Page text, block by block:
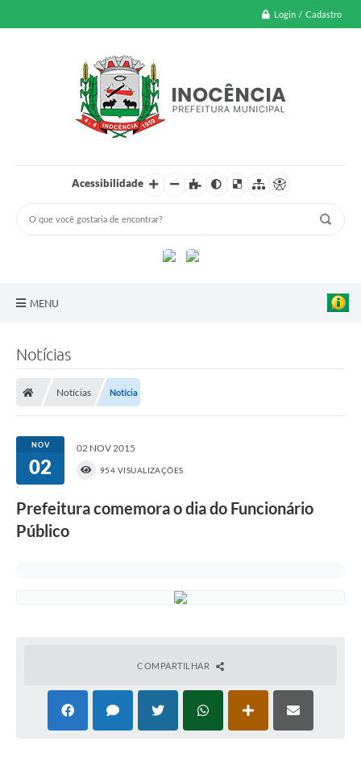
Login / Cadastro
Acessibilidade
MENU
Transparência Pública
Notícias
Legislação
Renuncia de Receita
Plano de Capacitação
Notícias
Notícias Notícia
NOV
02
02 NOV 2015
954 VISUALIZAÇÕES
Prefeitura comemora o dia do Funcionário
Público
COMPARTILHAR